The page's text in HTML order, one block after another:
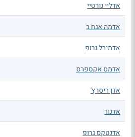
אדליי נורטיי
אדמה אגח ב
אדמירל גרופ
אדמס אקספרס
אדן ריסרץ'
אדנור
אדנטקס גרופ